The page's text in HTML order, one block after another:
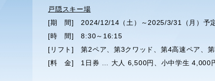
戸隠スキー場
[期 間] 2024/12/14（土）～2025/3/31（月）予
[時 間] 8:30～16:15
[リフト] 第2ペア、第3クワッド、第4高速ペア、
[料 金] 1日券 … 大人 6,500円、小中学生 4,000